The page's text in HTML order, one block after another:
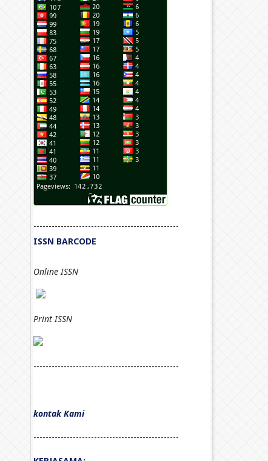
------------------------------------------------
ISSN BARCODE
Online ISSN
PrintISSN
------------------------------------------------
kontak Kami
------------------------------------------------